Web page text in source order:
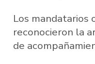
Los mandatarios
reconocieron la
de